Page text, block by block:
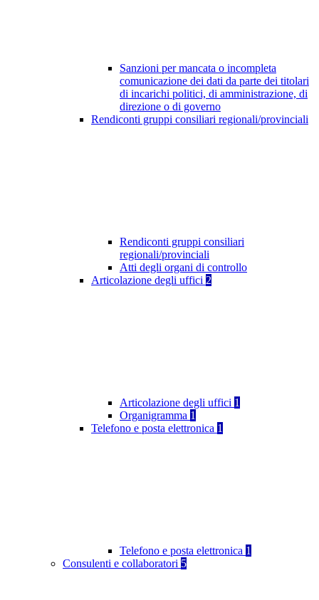
Sanzioni per mancata o incompleta
comunicazione dei dati da parte dei titolari
di incarichi politici, di amministrazione, di
direzione o di governo
Rendiconti gruppi consiliari regionali/provinciali
Rendiconti gruppi consiliari
regionali/provinciali
Atti degli organi di controllo
Articolazione degli uffici 2
Articolazione degli uffici 1
Organigramma 1
Telefono e posta elettronica 1
Telefono e posta elettronica 1
Consulenti e collaboratori 5